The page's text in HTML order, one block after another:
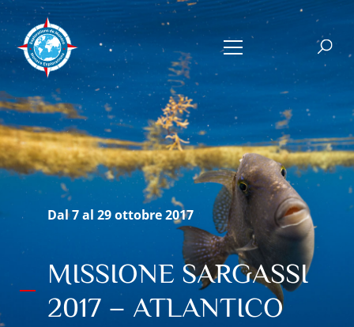
Dal 7 al 29 ottobre 2017
MISSIONE SARGASSI
2017 – ATLANTICO